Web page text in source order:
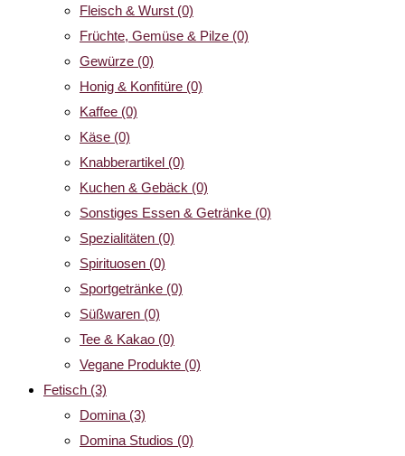
Fleisch & Wurst (0)
Früchte, Gemüse & Pilze (0)
Gewürze (0)
Honig & Konfitüre (0)
Kaffee (0)
Käse (0)
Knabberartikel (0)
Kuchen & Gebäck (0)
Sonstiges Essen & Getränke (0)
Spezialitäten (0)
Spirituosen (0)
Sportgetränke (0)
Süßwaren (0)
Tee & Kakao (0)
Vegane Produkte (0)
Fetisch (3)
Domina (3)
Domina Studios (0)